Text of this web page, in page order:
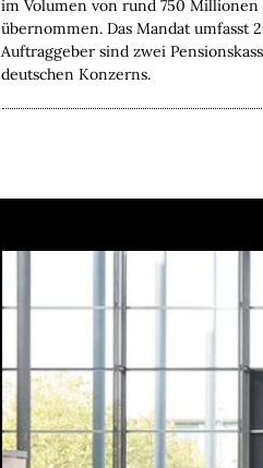
im Volumen von rund 750 Millionen
übernommen. Das Mandat umfasst
Auftraggeber sind zwei
deutschen Konzerns.